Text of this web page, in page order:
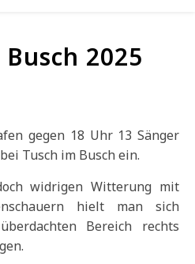
2025
gegen 18 Uhr 13 Sänger
Tusch im Busch ein.
widrigen Witterung mit
hielt man sich
Bereich rechts